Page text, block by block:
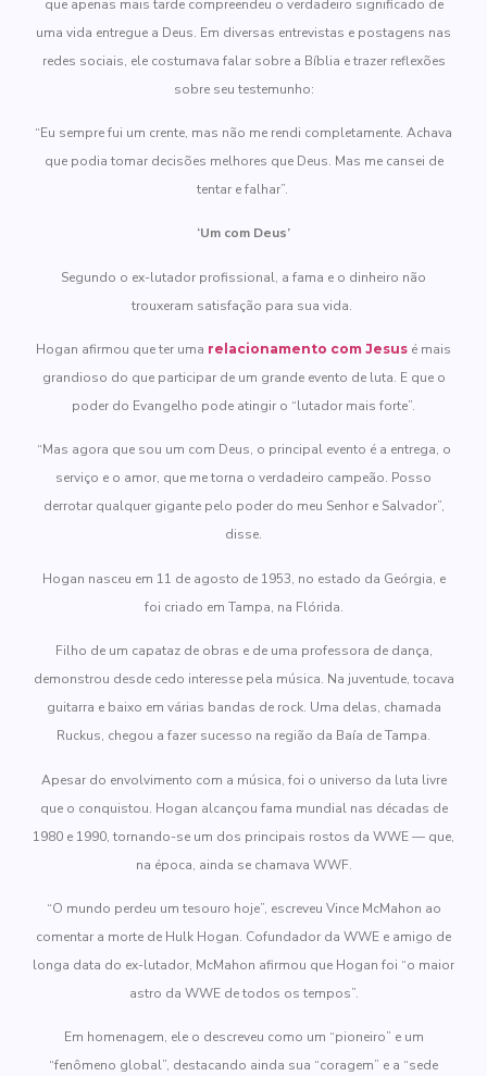
que apenas mais tarde compreendeu o verdadeiro significado de
uma vida entregue a Deus. Em diversas entrevistas e postagens nas
redes sociais, ele costumava falar sobre a Bíblia e trazer reflexões
sobre seu testemunho:
“Eu sempre fui um crente, mas não me rendi completamente. Achava
que podia tomar decisões melhores que Deus. Mas me cansei de
tentar e falhar”.
‘Um com Deus’
Segundo o ex-lutador profissional, a fama e o dinheiro não
trouxeram satisfação para sua vida.
Hogan afirmou que ter uma relacionamento com Jesus é mais
grandioso do que participar de um grande evento de luta. E que o
poder do Evangelho pode atingir o “lutador mais forte”.
“Mas agora que sou um com Deus, o principal evento é a entrega, o
serviço e o amor, que me torna o verdadeiro campeão. Posso
derrotar qualquer gigante pelo poder do meu Senhor e Salvador”,
disse.
Hogan nasceu em 11 de agosto de 1953, no estado da Geórgia, e
foi criado em Tampa, na Flórida.
Filho de um capataz de obras e de uma professora de dança,
demonstrou desde cedo interesse pela música. Na juventude, tocava
guitarra e baixo em várias bandas de rock. Uma delas, chamada
Ruckus, chegou a fazer sucesso na região da Baía de Tampa.
Apesar do envolvimento com a música, foi o universo da luta livre
que o conquistou. Hogan alcançou fama mundial nas décadas de
1980 e 1990, tornando-se um dos principais rostos da WWE — que,
na época, ainda se chamava WWF.
“O mundo perdeu um tesouro hoje”, escreveu Vince McMahon ao
comentar a morte de Hulk Hogan. Cofundador da WWE e amigo de
longa data do ex-lutador, McMahon afirmou que Hogan foi “o maior
astro da WWE de todos os tempos”.
Em homenagem, ele o descreveu como um “pioneiro” e um
“fenômeno global”, destacando ainda sua “coragem” e a “sede